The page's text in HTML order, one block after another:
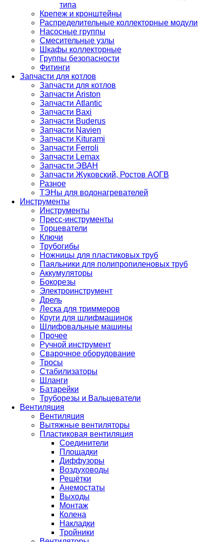
типа
Крепеж и кронштейны
Распределительные коллекторные модули
Насосные группы
Смесительные узлы
Шкафы коллекторные
Группы безопасности
Фитинги
Запчасти для котлов
Запчасти для котлов
Запчасти Ariston
Запчасти Atlantic
Запчасти Baxi
Запчасти Buderus
Запчасти Navien
Запчасти Kiturami
Запчасти Ferroli
Запчасти Lemax
Запчасти ЭВАН
Запчасти Жуковский, Ростов АОГВ
Разное
ТЭНы для водонагревателей
Инструменты
Инструменты
Пресс-инструменты
Торцеватели
Ключи
Трубогибы
Ножницы для пластиковых труб
Паяльники для полипропиленовых труб
Аккумуляторы
Бокорезы
Электроинструмент
Дрель
Леска для триммеров
Круги для шлифмашинок
Шлифовальные машины
Прочее
Ручной инструмент
Сварочное оборудование
Тросы
Стабилизаторы
Шланги
Батарейки
Труборезы и Вальцеватели
Вентиляция
Вентиляция
Вытяжные вентиляторы
Пластиковая вентиляция
Соединители
Площадки
Диффузоры
Воздуховоды
Решётки
Анемостаты
Выходы
Монтаж
Колена
Накладки
Тройники